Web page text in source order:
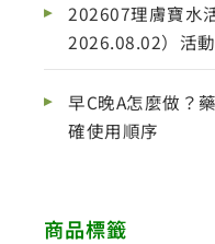
202607理膚寶水
2026.08.02）活
早C晚A怎麼做？
確使用順序
商品標籤